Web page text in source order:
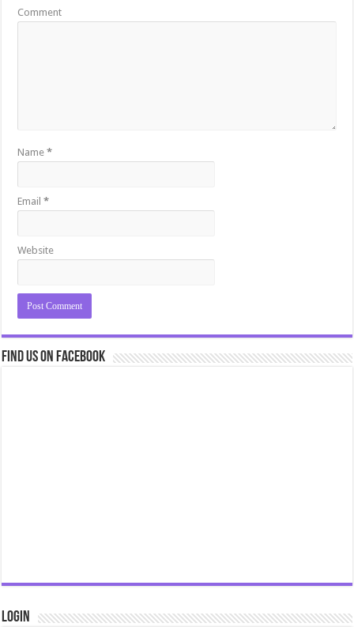
Comment
Name*
Email*
Website
Find us on Facebook
Login